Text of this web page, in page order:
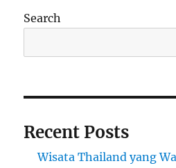
di
Search
Recent Posts
Wisata Thailand yang